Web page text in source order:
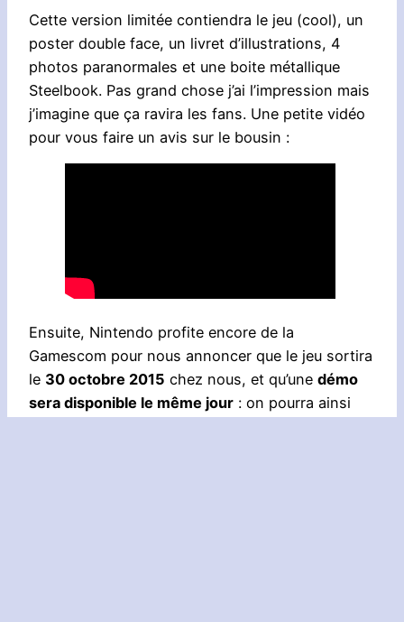
Cette version limitée contiendra le jeu (cool), un
poster double face, un livret d’illustrations, 4
photos paranormales et une boite métallique
Steelbook. Pas grand chose j’ai l’impression mais
j’imagine que ça ravira les fans. Une petite vidéo
pour vous faire un avis sur le bousin :
Ensuite, Nintendo profite encore de la
Gamescom pour nous annoncer que le jeu sortira
le 30 octobre 2015 chez nous, et qu’une démo
sera disponible le même jour : on pourra ainsi